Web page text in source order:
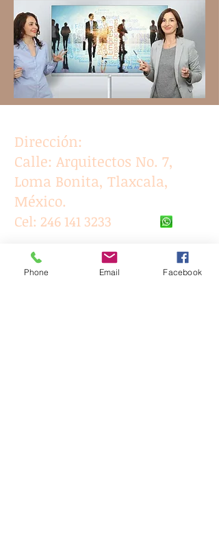
Dirección:
Calle: Arquitectos No. 7,
Loma Bonita, Tlaxcala,
México.
Cel: 246 141 3233
Tel:246 45 803 93
Phone Email Facebook